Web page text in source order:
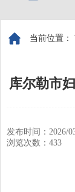
当前位置：
库尔勒市
发布时间：2026/
浏览次数： 433